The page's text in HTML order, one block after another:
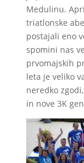
Medulinu.
triatlonske
postajali eno
spomini nas
prvomajskih
leta je veliko
neredko
in nove 3K